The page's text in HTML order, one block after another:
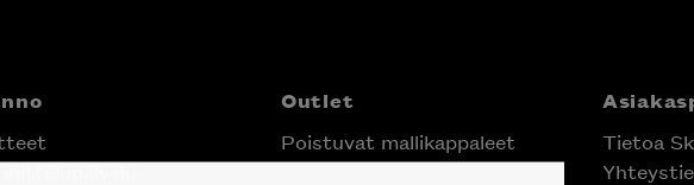
Outlet
Poistuvat mallikappaleet
Tietoa